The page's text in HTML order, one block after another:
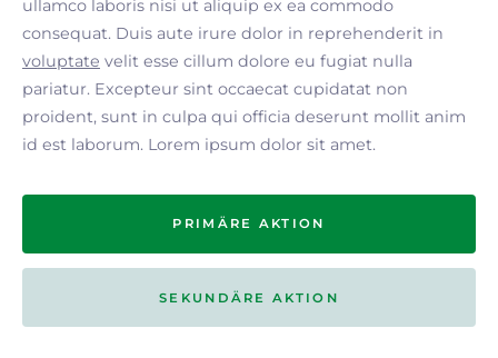
ullamco laboris nisi ut aliquip ex ea commodo
consequat. Duis aute irure dolor in reprehenderit in
voluptate velit esse cillum dolore eu fugiat nulla
pariatur. Excepteur sint occaecat cupidatat non
proident, sunt in culpa qui officia deserunt mollit anim
id est laborum. Lorem ipsum dolor sit amet.
PRIMÄRE AKTION
SEKUNDÄRE AKTION